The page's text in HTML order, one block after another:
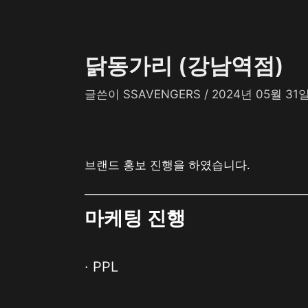
닭동가리 (강남역점)
글쓴이 SSAVENGERS / 2024년 05월 31
브랜드 홍보 진행을 하였습니다.
마케팅 진행
· PPL